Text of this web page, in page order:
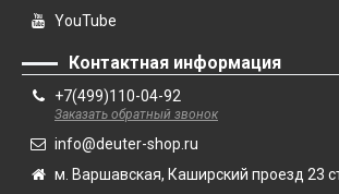
YouTube
Контактная информация
+7(499)110-04-92
Заказать обратный звонок
info@deuter-shop.ru
м. Варшавская, Каширский проезд 23